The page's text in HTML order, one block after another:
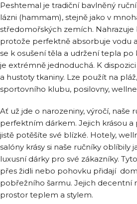
Peshtemal je tradiční bavlněný
lázni (hammam), stejně jako v
středomořských zemích. Nahrazuje
protože perfektně absorbuje vodu
se k osušení těla a udržení tepla
je extrémně jednoduchá. K
a hustoty tkaniny. Lze použít na
sportovního klubu, posilovny,
Ať už jde o narozeniny, výročí, naše
perfektním dárkem. Jejich krásou
jistě potěšíte své blízké. Hotely,
salóny krásy si naše ručníky oblíbily
luxusní dárky pro své zákazníky.
přes židli nebo pohovku přidají
pobřežního šarmu. Jejich decentní
prostor teplem a stylem.